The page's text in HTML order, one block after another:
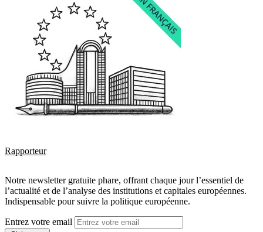
Rapporteur
Notre newsletter gratuite phare, offrant chaque jour l’essentiel de
l’actualité et de l’analyse des institutions et capitales européennes.
Indispensable pour suivre la politique européenne.
Entrez votre email